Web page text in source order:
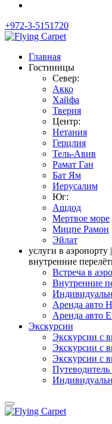
+972-3-5151720
Главная
Гостиницы
Север:
Акко
Хайфа
Тверия
Центр:
Нетания
Герцлия
Тель-Авив
Рамат Ган
Бат Ям
Иерусалим
Юг:
Ашдод
Мертвое море
Мицпе Рамон
Эйлат
услуги в
внутренние
Встреча в
Внутренние
Аренда авто
Аренда авто
Экскурсии
Экскурсии с
Экскурсии с
Экскурсии с